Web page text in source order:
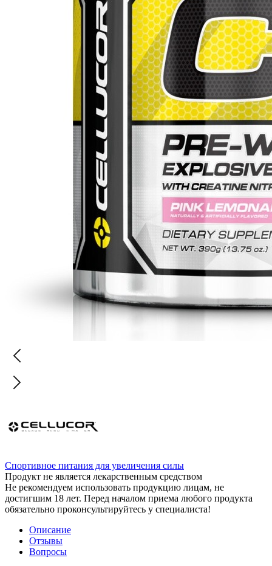
Спортивное питания для увеличения силы
Продукт не является лекарственным средством
Не рекомендуем использовать продукцию лицам, не
достигшим 18 лет. Перед началом приема любого продукта
обязательно проконсультируйтесь у специалиста!
Описание
Отзывы
Вопросы